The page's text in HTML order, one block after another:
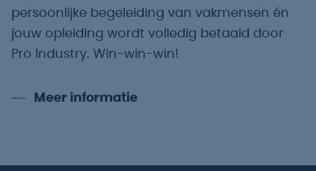
persoonlijke begeleiding van vakmensen én
jouw opleiding wordt volledig betaald door
Pro Industry. Win-win-win!
Meer informatie